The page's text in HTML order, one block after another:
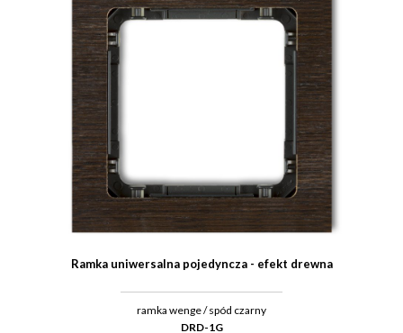
Ramka uniwersalna pojedyncza - efekt drewna
ramka wenge / spód czarny
DRD-1G